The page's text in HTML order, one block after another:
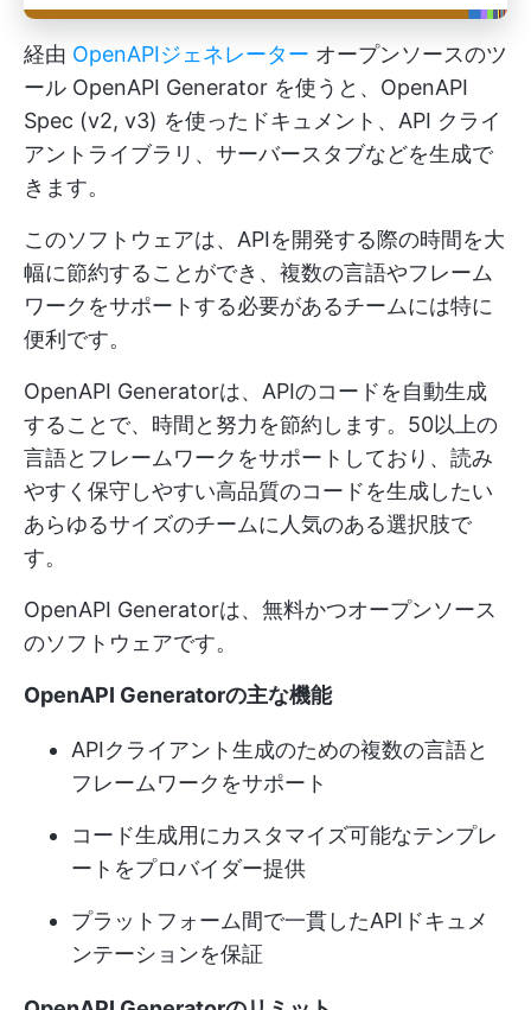
経由 OpenAPIジェネレーター オープンソースのツ
ール OpenAPI Generator を使うと、OpenAPI
Spec (v2, v3) を使ったドキュメント、API クライ
アントライブラリ、サーバースタブなどを生成で
きます。
このソフトウェアは、APIを開発する際の時間を大
幅に節約することができ、複数の言語やフレーム
ワークをサポートする必要があるチームには特に
便利です。
OpenAPI Generatorは、APIのコードを自動生成
することで、時間と努力を節約します。50以上の
言語とフレームワークをサポートしており、読み
やすく保守しやすい高品質のコードを生成したい
あらゆるサイズのチームに人気のある選択肢で
す。
OpenAPI Generatorは、無料かつオープンソース
のソフトウェアです。
OpenAPI Generatorの主な機能
APIクライアント生成のための複数の言語と
フレームワークをサポート
コード生成用にカスタマイズ可能なテンプレ
ートをプロバイダー提供
プラットフォーム間で一貫したAPIドキュメ
ンテーションを保証